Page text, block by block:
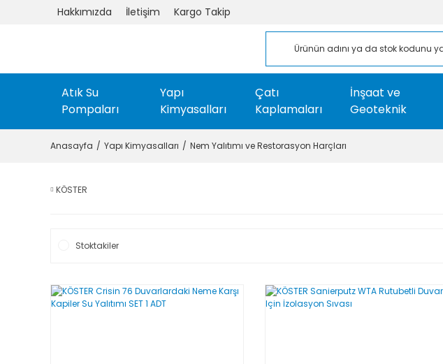
Hakkımızda İletişim Kargo Takip
Atık Su
Pompaları
Yapı
Kimyasalları
Çatı
Kaplamaları
İnşaat ve
Geoteknik
Anasayfa Yapı Kimyasalları Nem Yalıtımı ve Restorasyon Harçları
KÖSTER
Stoktakiler